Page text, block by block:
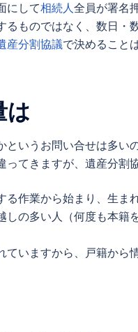
にして相続人全員が署名
るものではなく、数日・
産分割協議で決めること
は
いうお問い合せは多い
てきますが、遺産分割
る作業から始まり、生ま
の多い人（何度も本籍
いますから、戸籍から